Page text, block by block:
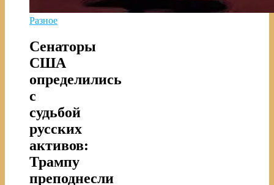
Разное
Сенаторы
США
определились
с
судьбой
русских
активов:
Трампу
преподнесли